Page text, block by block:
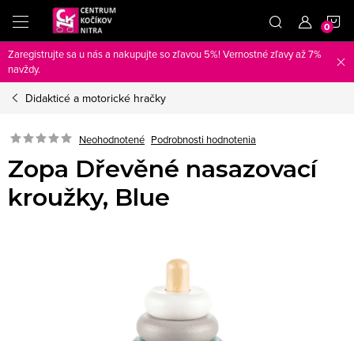
obsah
Zaregistrujte sa u nás a nakupujte so zľavou 5%! Vernostné zľavy až 7%
navždy.
Didakticé a motorické hračky
Neohodnotené Podrobnosti hodnotenia
Zopa Dřevěné nasazovací
kroužky, Blue